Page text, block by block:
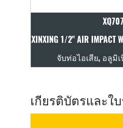
XINXING 1/2" AIR IMPACT
จับท่อไอเสีย, อลูมิ
เกียรติบัตรและใ